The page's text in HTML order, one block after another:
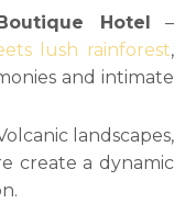
Hotel –
lush rainforest,
and intimate
landscapes,
create a dynamic